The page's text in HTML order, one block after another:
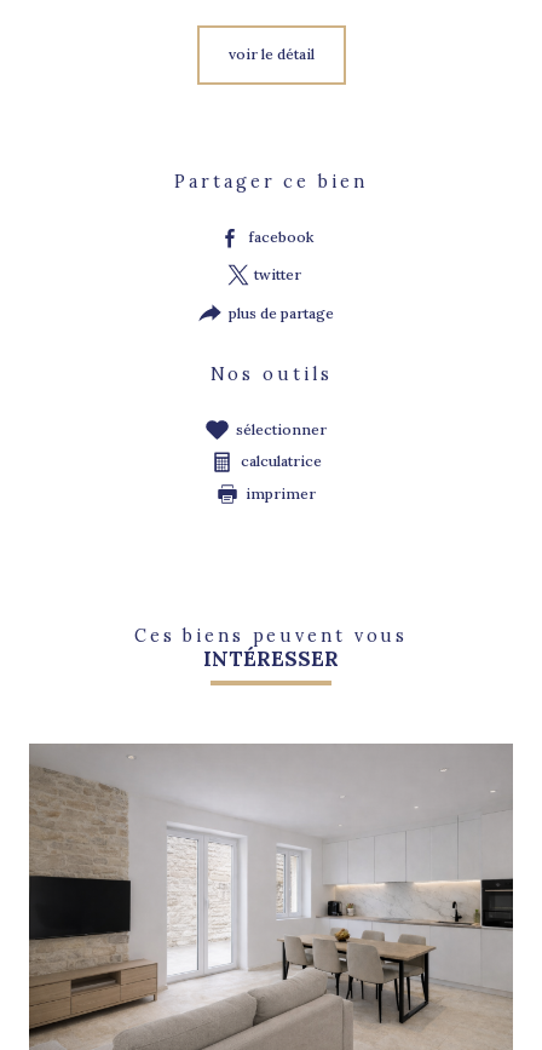
voir le détail
Partager ce bien
facebook
twitter
plus de partage
Nos outils
sélectionner
calculatrice
imprimer
Ces biens peuvent vous
INTÉRESSER
voir le bien